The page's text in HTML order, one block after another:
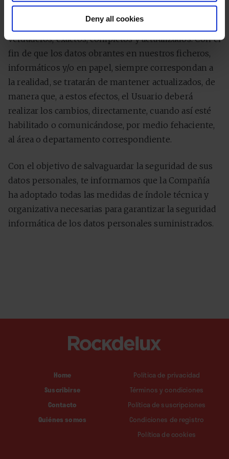
Deny all cookies
El Usuario garantiza que los datos aportados son
verdaderos, exactos, completos y actualizados. Con el
fin de que los datos obrantes en nuestros ficheros,
informáticos y/o en papel, siempre correspondan a
la realidad, se tratarán de mantener actualizados, de
manera que, a estos efectos, el Usuario deberá
realizar los cambios, directamente, cuando así esté
habilitado o comunicándose, por medio fehaciente,
al área o departamento correspondiente.
Con el objetivo de salvaguardar la seguridad de sus
datos personales, te informamos que la Compañía
ha adoptado todas las medidas de índole técnica y
organizativa necesarias para garantizar la seguridad
informática de los datos personales suministrados.
Home
Suscribirse
Contacto
Quiénes somos
Política de privacidad
Términos y condiciones
Política de suscripciones
Condiciones de registro
Política de cookies